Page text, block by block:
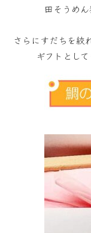
田そうめ
さらにすだちを絞
ギフトとし